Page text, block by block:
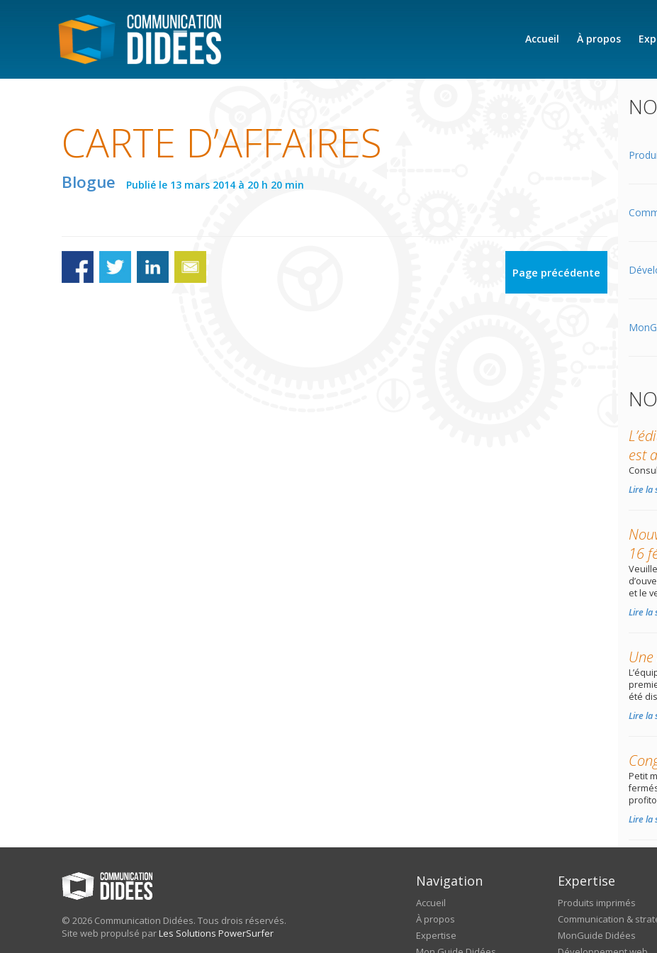
Accueil À propos
CARTE D’AFFAIRES
Blogue Publié le 13 mars 2014 à 20 h 20 min
Page précédente
est
Lire la
16
et le
Lire la
été
Lire la
Petit
Lire la
© 2026 Communication Didées. Tous drois réservés.
Site web propulsé parLes Solutions PowerSurfer
Navigation
Accueil
À propos
Expertise
Expertise
Produits imprimés
Communication &
MonGuide Didées